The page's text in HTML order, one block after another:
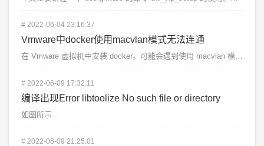
# 2022-06-04 23:16:37
Vmware中docker使用macvlan模式无法连通
在 Vmware 虚拟机中安装 docker。可能会遇到使用 macvlan 模式下 docker...
# 2022-06-09 17:32:11
编译出现Error libtoolize No such file or directory
如图所示...
# 2022-06-09 21:25:01